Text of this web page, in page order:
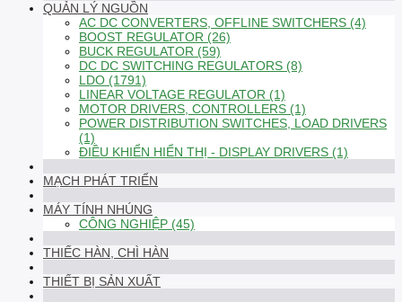
QUẢN LÝ NGUỒN
AC DC CONVERTERS, OFFLINE SWITCHERS (4)
BOOST REGULATOR (26)
BUCK REGULATOR (59)
DC DC SWITCHING REGULATORS (8)
LDO (1791)
LINEAR VOLTAGE REGULATOR (1)
MOTOR DRIVERS, CONTROLLERS (1)
POWER DISTRIBUTION SWITCHES, LOAD DRIVERS
(1)
ĐIỀU KHIỂN HIỂN THỊ - DISPLAY DRIVERS (1)
MẠCH PHÁT TRIỂN
MÁY TÍNH NHÚNG
CÔNG NGHIỆP (45)
THIẾC HÀN, CHÌ HÀN
THIẾT BỊ SẢN XUẤT